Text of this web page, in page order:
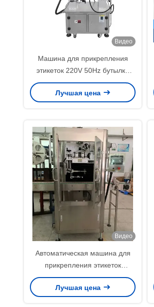
Видео
Машина для прикрепления
этикеток 220V 50Hz бутылки
высокой точности для
индустрии напитка еды
Лучшая цена
Видео
Автоматическая машина для
прикрепления этикеток
бутылки, Labeler рукава
сокращения для бутылки 5
Лучшая цена